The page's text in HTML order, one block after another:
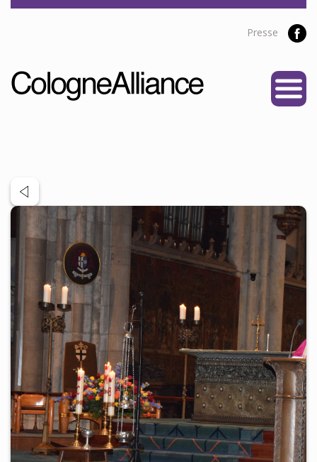
Presse
START
Partner
PROJEKTE
Alliance Liga
NEWS
Newsletter
KALENDER
KONTAKT